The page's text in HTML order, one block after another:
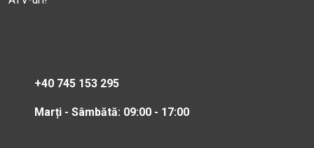
+40 745 153 295
Marți - Sâmbătă: 09:00 - 17:00